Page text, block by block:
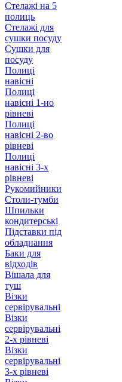
Стелажі на 5
полиць
Стелажі для
сушки посуду
Сушки для
посуду
Полиці
навісні
Полиці
навісні 1-но
рівневі
Полиці
навісні 2-во
рівневі
Полиці
навісні 3-х
рівневі
Рукомийники
Столи-тумби
Шпильки
кондитерські
Підставки під
обладнання
Баки для
відходів
Вішала для
туш
Візки
сервірувальні
Візки
сервірувальні
2-х рівневі
Візки
сервірувальні
3-х рівневі